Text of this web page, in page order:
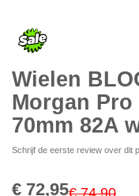
begin
van
afbeeldingen-
Wielen
Morgan Pro
70mm 82A
Schrijf de eerste review over dit
Special
€ 72,95€ 74,90